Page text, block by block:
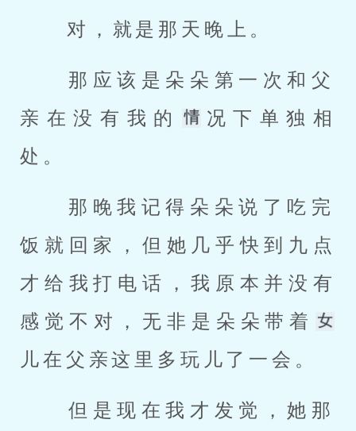
对，就是那天晚上。
亲在没有我的
况下单独相
处。
饭就回家，但她几乎快到九点
才给我打电话，我原本并没有
感觉不对，无非是朵朵带着
儿在父亲这里多玩儿了一会。